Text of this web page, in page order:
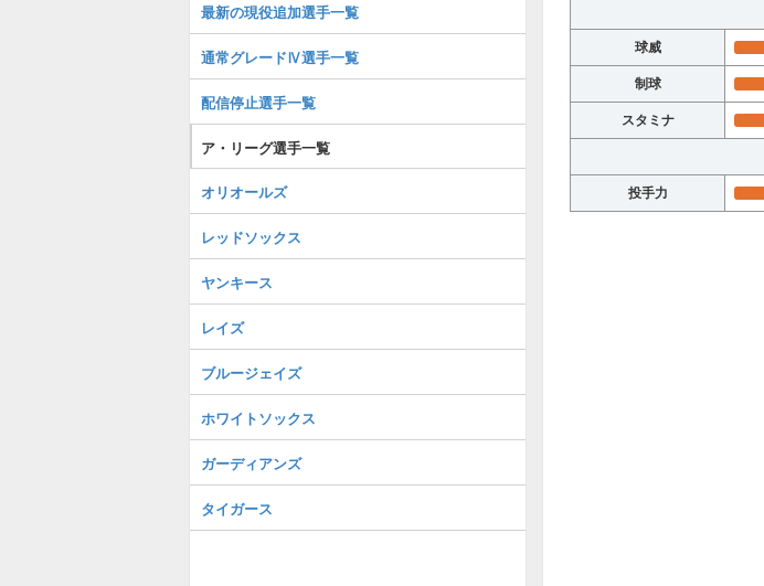
球威
制球
スタミナ
投手力
最新の現役追加選手一覧
通常グレードⅣ選手一覧
配信停止選手一覧
ア・リーグ選手一覧
オリオールズ
レッドソックス
ヤンキース
レイズ
ブルージェイズ
ホワイトソックス
ガーディアンズ
タイガース